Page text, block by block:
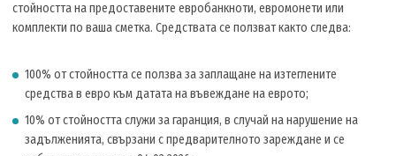
стойността на предоставените евробанкноти, евромонети или
комплекти по ваша сметка. Средствата се ползват както следва:
100% от стойността се ползва за заплащане на изтеглените
средства в евро към датата на въвеждане на еврото;
10% от стойността служи за гаранция, в случай на нарушение на
задълженията, свързани с предварителното зареждане и се